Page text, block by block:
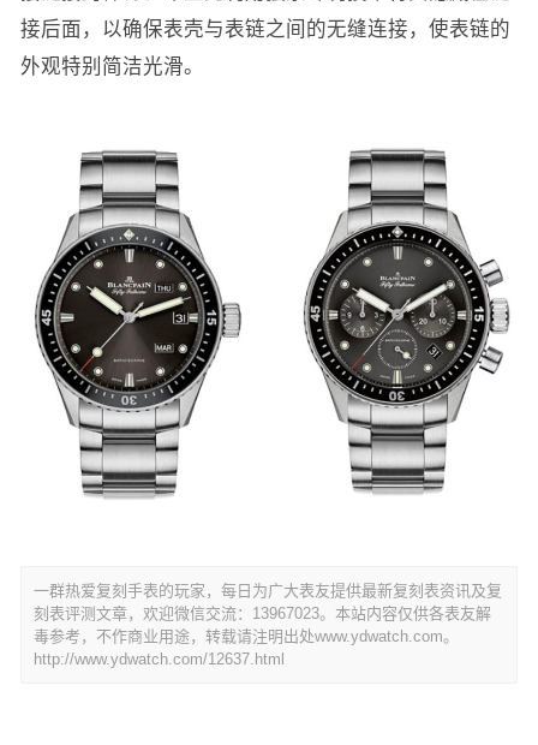
接后面，以确保表壳与表链之间的无缝连接，使表链的
外观特别简洁光滑。
一群热爱复刻手表的玩家，每日为广大表友提供最新复刻表资讯及复
刻表评测文章，欢迎微信交流：13967023。本站内容仅供各表友解
毒参考，不作商业用途，转载请注明出处www.ydwatch.com。
http://www.ydwatch.com/12637.html